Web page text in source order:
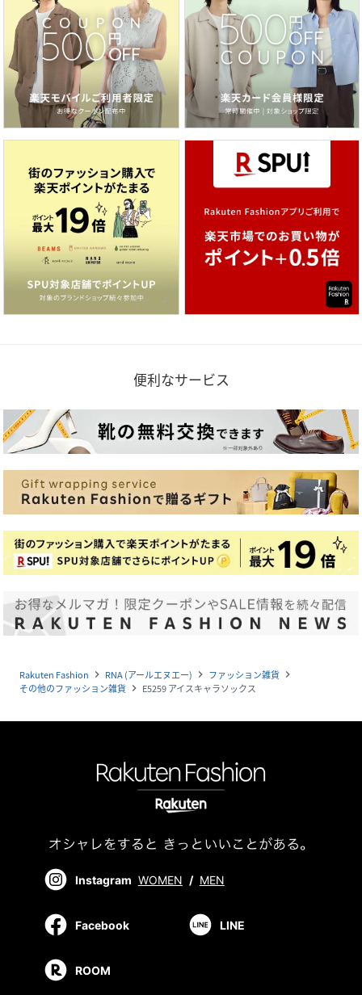
便利なサービス
Rakuten Fashion navigate_next RNA (アールエヌエー) navigate_next ファッション雑貨 navigate_next
その他のファッション雑貨 navigate_next E5259 アイスキャラソックス
Instagram WOMEN / MEN
Facebook LINE
ROOM